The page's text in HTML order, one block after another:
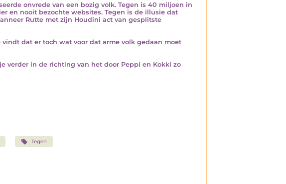
onvrede van een bozig volk. Tegen is 40 miljoen in
en nooit bezochte websites. Tegen is de illusie dat
Rutte met zijn Houdini act van gesplitste
dat er toch wat voor dat arme volk gedaan moet
verder in de richting van het door Peppi en Kokki zo
Tegen